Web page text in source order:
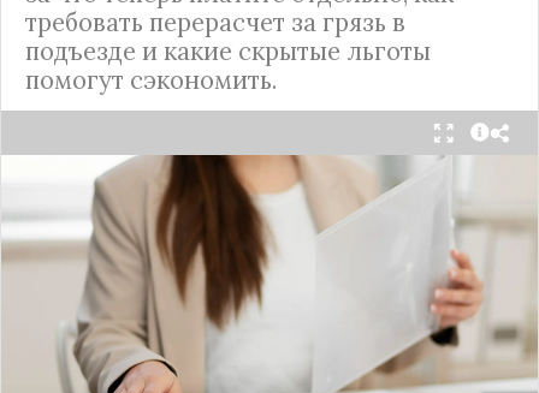
требовать перерасчет за грязь в
подъезде и какие скрытые льготы
помогут сэкономить.
С 1 августа в квитанциях за жилищно-
коммунальные услуги введено важное
новшество. Как поясняет автор канала "ВЗО
ProДеньги", теперь уборка мест общего
пользования (МОП) выделена в отдельную
строку. Это дает жильцам четкое понимание, за
что именно они платят.
Новые нормы строго регламентируют частоту
уборки: мытье полов и лестниц должно